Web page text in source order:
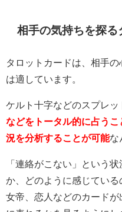
相手の気持ちを探る
タロットカードは、相手
は適しています。
ケルト十字などのスプレッ
などをトータル的に占う
況を分析することが可能な
「連絡がこない」という
か、どのように感じている
女帝、恋人などのカード